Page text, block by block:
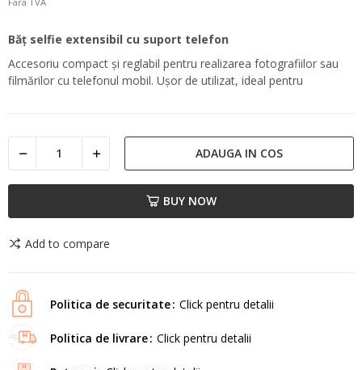
Băț selfie extensibil cu suport telefon
Accesoriu compact și reglabil pentru realizarea fotografiilor sau
filmărilor cu telefonul mobil. Ușor de utilizat, ideal pentru
ADAUGA IN COS
BUY NOW
Add to compare
Politica de securitate Click pentru detalii
Politica de livrare Click pentru detalii